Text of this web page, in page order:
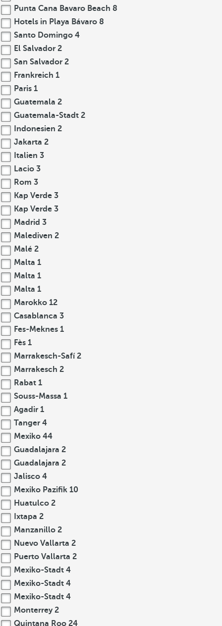
Punta Cana Bavaro Beach 8
Hotels in Playa Bávaro 8
Santo Domingo 4
El Salvador 2
San Salvador 2
Frankreich 1
Paris 1
Guatemala 2
Guatemala-Stadt 2
Indonesien 2
Jakarta 2
Italien 3
Lacio 3
Rom 3
Kap Verde 3
Kap Verde 3
Madrid 3
Malediven 2
Malé 2
Malta 1
Malta 1
Malta 1
Marokko 12
Casablanca 3
Fes-Meknes 1
Fès 1
Marrakesch-Safí2
Marrakesch 2
Rabat 1
Souss-Massa 1
Agadir 1
Tanger 4
Mexiko 44
Guadalajara 2
Guadalajara 2
Jalisco 4
Mexiko Pazifik 10
Huatulco 2
Ixtapa 2
Manzanillo 2
Nuevo Vallarta 2
Puerto Vallarta 2
Mexiko-Stadt 4
Mexiko-Stadt 4
Mexiko-Stadt 4
Monterrey 2
Quintana Roo 24